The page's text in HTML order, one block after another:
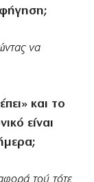
να
και το
είναι